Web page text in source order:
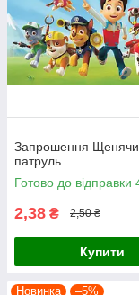
Запрошення
патруль
Готово до відправки
2,38 ₴ 2,50 ₴
Купити
Новинка –5%